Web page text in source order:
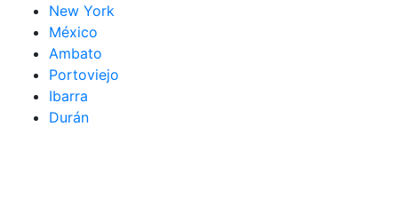
New York
México
Ambato
Portoviejo
Ibarra
Durán